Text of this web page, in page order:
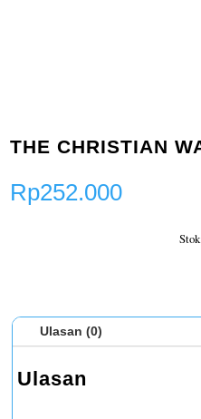
THE CHRISTIAN
Rp252.000
Ulasan (0)
Ulasan